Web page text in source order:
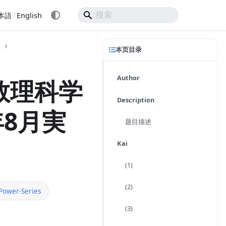
語/English
理科学
月実
Series
本页目录
Author
Description
题目描述
Kai
(1)
(2)
(3)